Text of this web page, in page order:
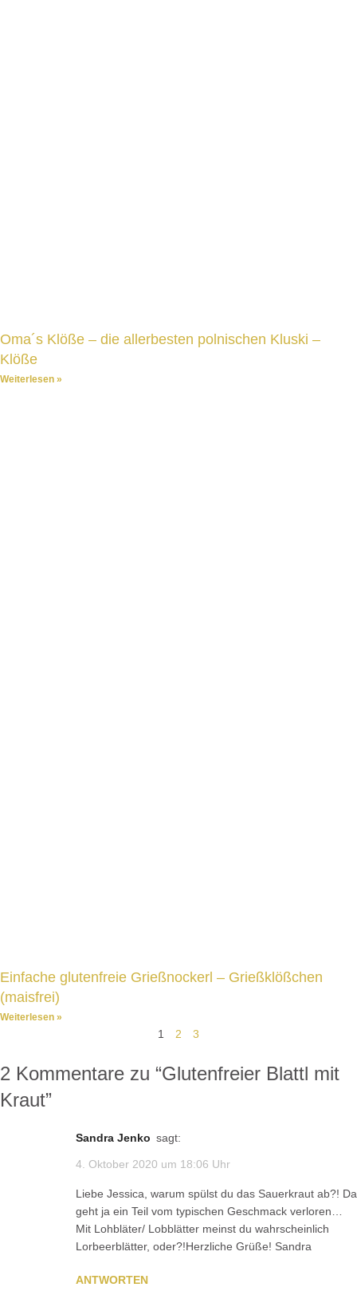
Oma´s Klöße – die allerbesten polnischen Kluski –
Klöße
Weiterlesen »
Einfache glutenfreie Grießnockerl – Grießklößchen
(maisfrei)
Weiterlesen »
1 2 3
2 Kommentare zu “Glutenfreier Blattl mit
Kraut”
Sandra Jenko sagt:
4. Oktober 2020 um 18:06 Uhr
Liebe Jessica, warum spülst du das Sauerkraut ab?! Da
geht ja ein Teil vom typischen Geschmack verloren…
Mit Lohbläter/ Lobblätter meinst du wahrscheinlich
Lorbeerblätter, oder?!Herzliche Grüße! Sandra
ANTWORTEN